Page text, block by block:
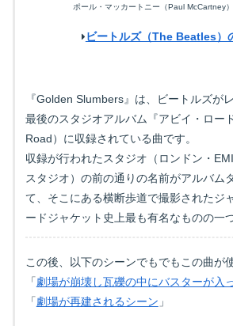
ポール・マッカートニー（Paul McCartney）
ビートルズ（The Beatles）
『Golden Slumbers』は、ビートルズが
最後のスタジオアルバム『アビイ・ロー
Road）に収録されている曲です。
収録が行われたスタジオ（ ロンドン・
スタジオ）の前の通りの名前がアルバム
て、そこにある横断歩道で撮影されたジ
ードジャケット史上最も有名なものの一
この後、以下のシーンでもでもこの曲が
「劇場が崩壊し瓦礫の中にバスターが入
「劇場が再建されるシーン 」